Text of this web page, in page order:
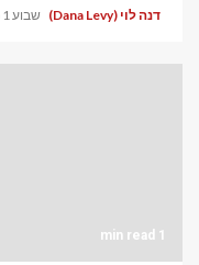
דנה לוי (Dana Levy) שבוע 1 ago
1 min read